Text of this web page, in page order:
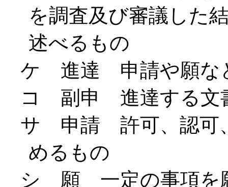
を調査及び審議した
述べるもの
ケ 進達 申請や願な
コ 副申 進達する文
サ 申請 許可、認可
めるもの
シ 願 一定の事項を